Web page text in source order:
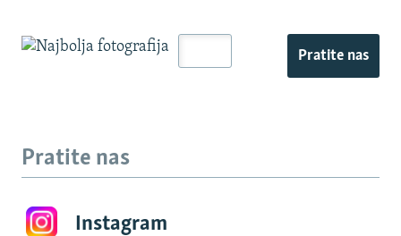
Pratite nas
Pratite nas
Instagram